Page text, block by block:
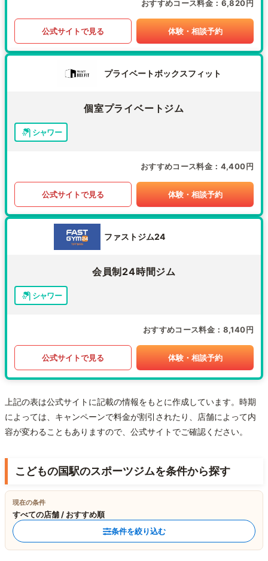
おすすめコース料金 6,820円
公式サイトで見る 体験・相談予約
プライベートボックスフィット
個室プライベートジム
シャワー
おすすめコース料金 4,400円
公式サイトで見る 体験・相談予約
ファストジム24
会員制24時間ジム
シャワー
おすすめコース料金 8,140円
公式サイトで見る 体験・相談予約
上記の表は公式サイトに記載の情報をもとに作成しています。時期
によっては、キャンペーンで料金が割引されたり、店舗によって内
容が変わることもありますので、公式サイトでご確認ください。
こどもの国駅のスポーツジムを条件から探す
現在の条件
すべての店舗 / おすすめ順
条件を絞り込む